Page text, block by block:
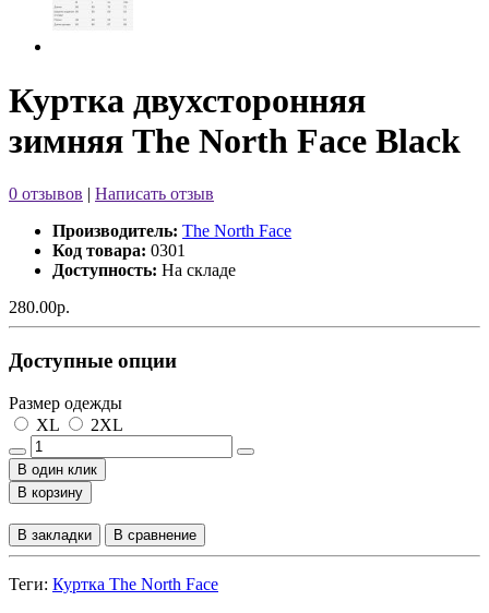
Куртка двухсторонняя
зимняя The North Face Black
0 отзывов | Написать отзыв
Производитель: The North Face
Код товара: 0301
Доступность: На складе
280.00р.
Доступные опции
Размер одежды
XL
2XL
В один клик
В корзину
В закладки В сравнение
Теги: Куртка The North Face